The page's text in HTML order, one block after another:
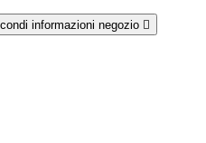
informazioni negozio 